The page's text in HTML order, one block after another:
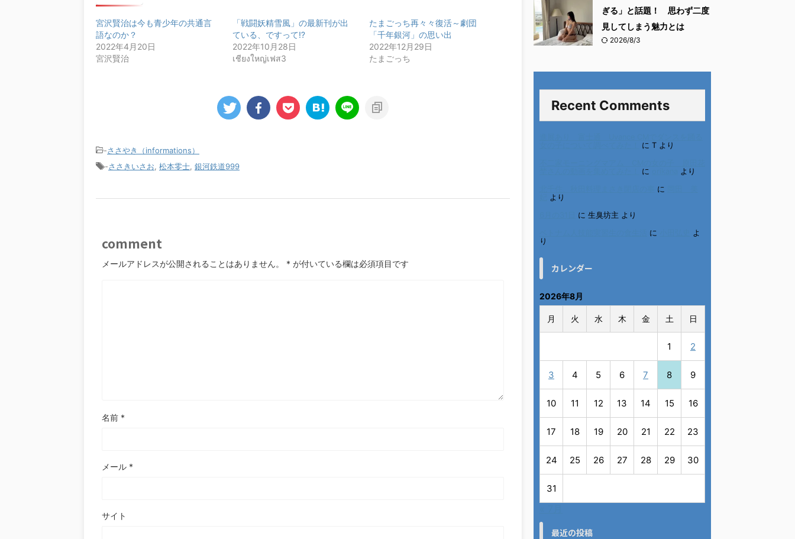
宮沢賢治は今も青少年の共通言
語なのか？
2022年4月20日
宮沢賢治
「戦闘妖精雪風」の最新刊が出
ている、ですって⁉️
2022年10月28日
เชียงใหญ่เฟส3
たまごっち再々々復活～劇団
「千年銀河」の思い出
2022年12月29日
たまごっち
-ささやき（informations）
-ささきいさお 松本零士 銀河鉄道999
comment
メールアドレスが公開されることはありません。 * が付いている欄は必須項目です
名前 *
メール *
サイト
ぎる」と話題！ 思わず二度
見してしまう魅力とは
2026/8/3
Recent Comments
に T より
に
より
に
より
に 生臭坊主 より
に
よ
り
カレンダー
2026年8月
月 火 水 木 金 土 日
1 2
3 4 5 6 7 8 9
10 11 12 13 14 15 16
17 18 19 20 21 22 23
24 25 26 27 28 29 30
31
最近の投稿